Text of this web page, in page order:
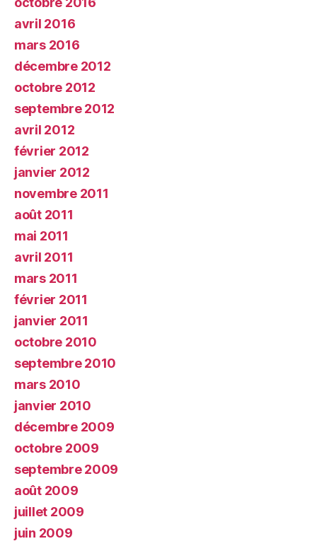
avril 2016
mars 2016
décembre 2012
octobre 2012
septembre 2012
avril 2012
février 2012
janvier 2012
novembre 2011
août 2011
mai 2011
avril 2011
mars 2011
février 2011
janvier 2011
octobre 2010
septembre 2010
mars 2010
janvier 2010
décembre 2009
octobre 2009
septembre 2009
août 2009
juillet 2009
juin 2009